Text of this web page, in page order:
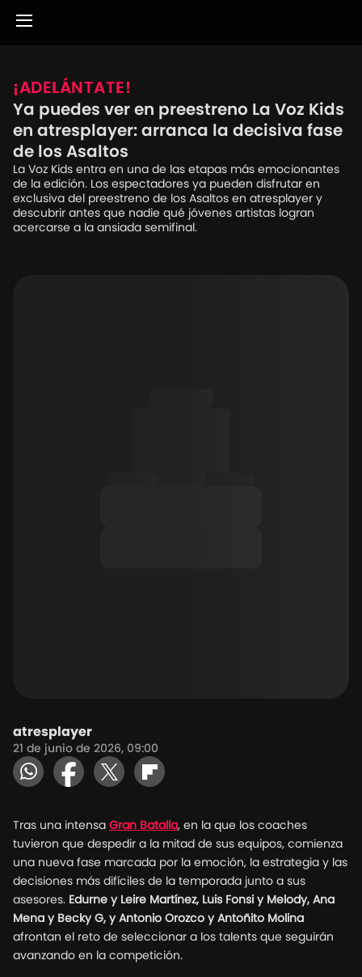
¡ADELÁNTATE!
Ya puedes ver en preestreno La Voz Kids
en atresplayer: arranca la decisiva fase
de los Asaltos
La Voz Kids entra en una de las etapas más emocionantes
de la edición. Los espectadores ya pueden disfrutar en
exclusiva del preestreno de los Asaltos en atresplayer y
descubrir antes que nadie qué jóvenes artistas logran
acercarse a la ansiada semifinal.
atresplayer
21 de junio de 2026, 09:00
Tras una intensa Gran Batalla, en la que los coaches
tuvieron que despedir a la mitad de sus equipos, comienza
una nueva fase marcada por la emoción, la estrategia y las
decisiones más difíciles de la temporada junto a sus
asesores. Edurne y Leire Martínez, Luis Fonsi y Melody, Ana
Mena y Becky G, y Antonio Orozco y Antoñito Molina
afrontan el reto de seleccionar a los talents que seguirán
avanzando en la competición.